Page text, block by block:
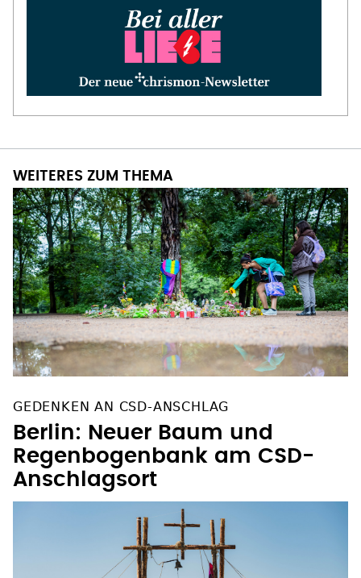
WEITERES ZUM THEMA
GEDENKEN AN CSD-ANSCHLAG
Berlin: Neuer Baum und
Regenbogenbank am CSD-
Anschlagsort